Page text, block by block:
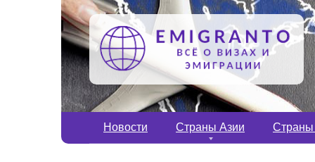
Новости Страны Азии Страны